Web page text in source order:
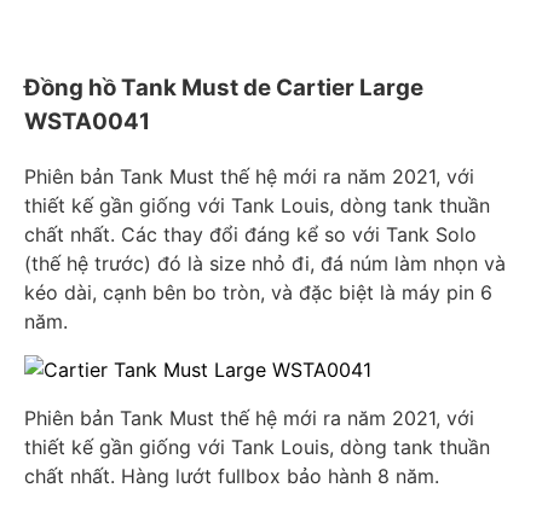
Đồng hồ Tank Must de Cartier Large
WSTA0041
Phiên bản Tank Must thế hệ mới ra năm 2021, với
thiết kế gần giống với Tank Louis, dòng tank thuần
chất nhất. Các thay đổi đáng kể so với Tank Solo
(thế hệ trước) đó là size nhỏ đi, đá núm làm nhọn và
kéo dài, cạnh bên bo tròn, và đặc biệt là máy pin 6
năm.
Phiên bản Tank Must thế hệ mới ra năm 2021, với
thiết kế gần giống với Tank Louis, dòng tank thuần
chất nhất. Hàng lướt fullbox bảo hành 8 năm.